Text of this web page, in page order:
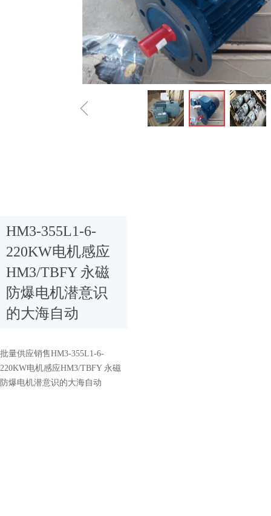
ꁆ
批量供应销售HM3-355L1-6-
220KW电机感应HM3/TBFY 永磁
防爆电机潜意识的大海自动
HM3-355L1-6-
220KW电机感应
HM3/TBFY 永磁
防爆电机潜意识
的大海自动